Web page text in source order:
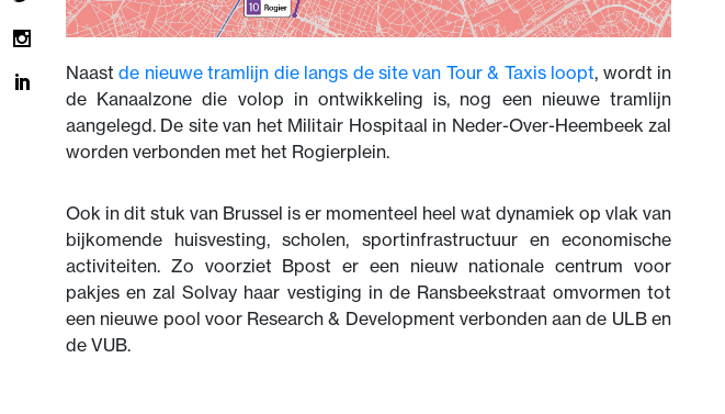
Naastde nieuwe tramlijn die langs de site van Tour & Taxis loopt, wordt in
de Kanaalzone die volop in ontwikkeling is, nog een nieuwe tramlijn
aangelegd. De site van het Militair Hospitaal in Neder-Over-Heembeek zal
worden verbonden met het Rogierplein.
Ook in dit stuk van Brussel is er momenteel heel wat dynamiek op vlak van
bijkomende huisvesting, scholen, sportinfrastructuur en economische
activiteiten. Zo voorziet Bpost er een nieuw nationale centrum voor
pakjes en zal Solvay haar vestiging in de Ransbeekstraat omvormen tot
een nieuwe pool voor Research & Development verbonden aan de ULB en
de VUB.